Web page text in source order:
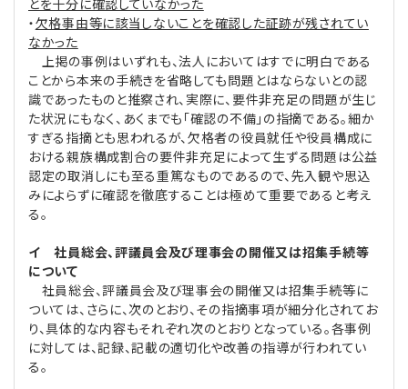
とを十分に確認していなかった
・欠格事由等に該当しないことを確認した証跡が残されてい
なかった
上掲の事例はいずれも、法人においてはすでに明白である
ことから本来の手続きを省略しても問題とはならないとの認
識であったものと推察され、実際に、要件非充足の問題が生じ
た状況にもなく、あくまでも「確認の不備」の指摘である。細か
すぎる指摘とも思われるが、欠格者の役員就任や役員構成に
おける親族構成割合の要件非充足によって生ずる問題は公益
認定の取消しにも至る重篤なものであるので、先入観や思込
みによらずに確認を徹底することは極めて重要であると考え
る。
イ 社員総会、評議員会及び理事会の開催又は招集手続等
について
社員総会、評議員会及び理事会の開催又は招集手続等に
ついては、さらに、次のとおり、その指摘事項が細分化されてお
り、具体的な内容もそれぞれ次のとおりとなっている。各事例
に対しては、記録、記載の適切化や改善の指導が行われてい
る。